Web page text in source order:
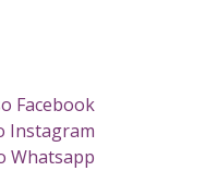
Facebook
Instagram
Whatsapp